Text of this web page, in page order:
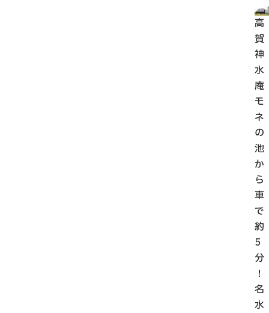
高
賀
神
水
庵
モ
ネ
の
池
か
ら
車
で
約
5
分
！
名
水